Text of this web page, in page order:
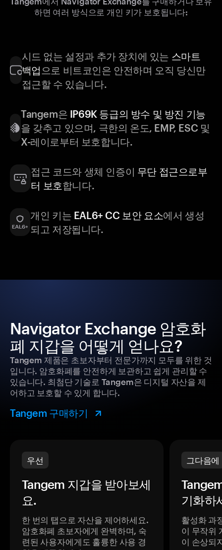
하면 여러 방식으로 개인 키가 보호됩니다:
시드 없는 설정과 추가 장치에 있는 스마트
백업 으로 비트코인은 안전하며 오직 당신만
접근할 수 있습니다.
Tangem은 IP69K 등급의 방수 및 방진 기능
을 갖추고 있으며, 극한의 온도, EMP, ESC 및
X-레이로부터 보호합니다.
접근 코드와 생체 인증이 무단 접근으로부
터 보호합니다.
개인 키는 EAL6+ CC 보안 요소에서 생성
되고 저장됩니다.
Navigator Exchange 암호화
폐 지갑을 어떻게 얻나요?
Tangem 제품은 초보자부터 전문가까지 모두를 위한 것
입니다. 암호화폐를 안전하게 보관하고 쉽게 관리할 수
있습니다. 최첨단 기술로 Tangem은 디지털 자산을 제
어하고 보호할 수 있게 합니다.
Tangem 구매하기
우선
Tangem 지갑을 받아보세
요.
한 번의 탭으로 자산을 제어하세요.
암호화폐 초보자에게 완벽하며, 숙
련된 사용자에게도 훌륭한 사용 경
그다음에
기화하
활성화 과
이 무작위
이 손상되